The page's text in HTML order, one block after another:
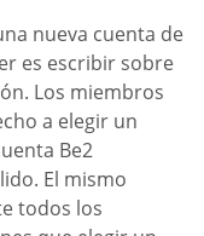
nueva cuenta de
es escribir sobre
Los miembros
a elegir un
Be2
El mismo
todos los